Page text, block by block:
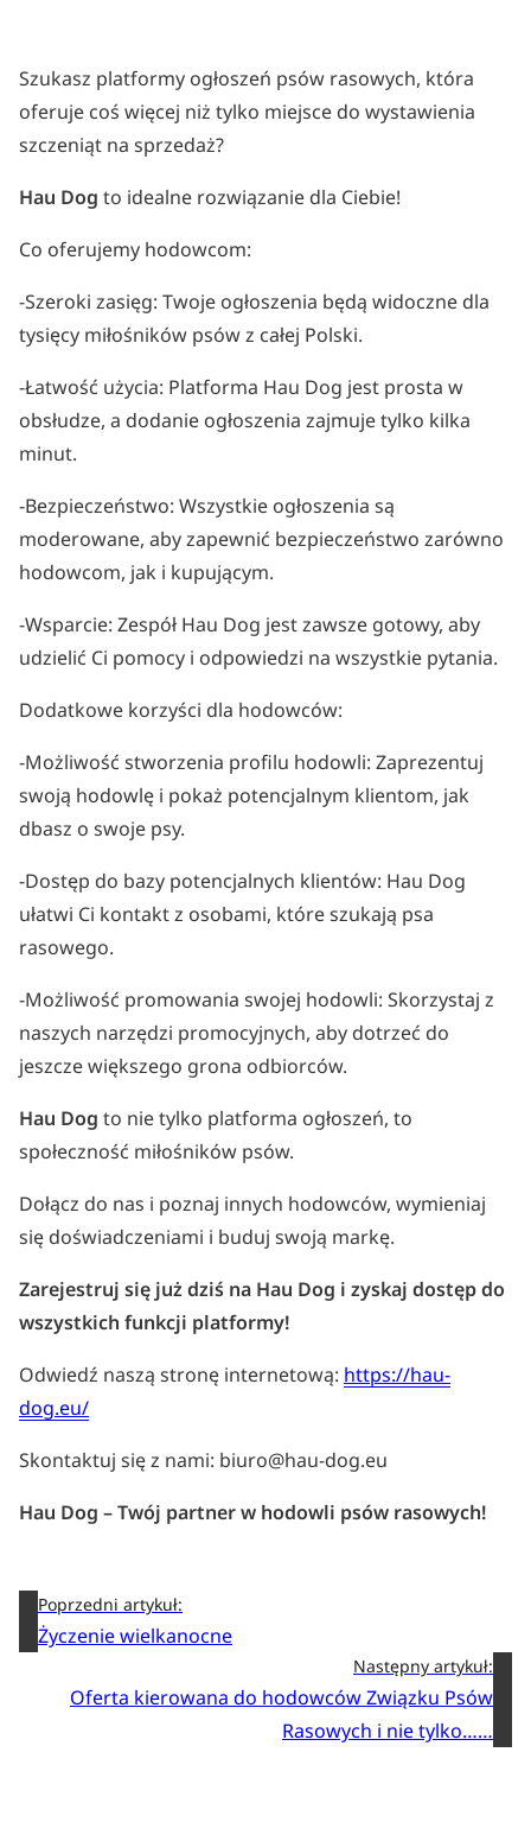
Szukasz platformy ogłoszeń psów rasowych, która
oferuje coś więcej niż tylko miejsce do wystawienia
szczeniąt na sprzedaż?
Hau Dog to idealne rozwiązanie dla Ciebie!
Co oferujemy hodowcom:
-Szeroki zasięg: Twoje ogłoszenia będą widoczne dla
tysięcy miłośników psów z całej Polski.
-Łatwość użycia: Platforma Hau Dog jest prosta w
obsłudze, a dodanie ogłoszenia zajmuje tylko kilka
minut.
-Bezpieczeństwo: Wszystkie ogłoszenia są
moderowane, aby zapewnić bezpieczeństwo zarówno
hodowcom, jak i kupującym.
-Wsparcie: Zespół Hau Dog jest zawsze gotowy, aby
udzielić Ci pomocy i odpowiedzi na wszystkie pytania.
Dodatkowe korzyści dla hodowców:
-Możliwość stworzenia profilu hodowli: Zaprezentuj
swoją hodowlę i pokaż potencjalnym klientom, jak
dbasz o swoje psy.
-Dostęp do bazy potencjalnych klientów: Hau Dog
ułatwi Ci kontakt z osobami, które szukają psa
rasowego.
-Możliwość promowania swojej hodowli: Skorzystaj z
naszych narzędzi promocyjnych, aby dotrzeć do
jeszcze większego grona odbiorców.
Hau Dog to nie tylko platforma ogłoszeń, to
społeczność miłośników psów.
Dołącz do nas i poznaj innych hodowców, wymieniaj
się doświadczeniami i buduj swoją markę.
Zarejestruj się już dziś na Hau Dog i zyskaj dostęp do
wszystkich funkcji platformy!
Odwiedź naszą stronę internetową: https://hau-
dog.eu/
Skontaktuj się z nami: biuro@hau-dog.eu
Hau Dog – Twój partner w hodowli psów rasowych!
Poprzedni artykuł:
Życzenie wielkanocne
Następny artykuł:
Oferta kierowana do hodowców Związku Psów
Rasowych i nie tylko……